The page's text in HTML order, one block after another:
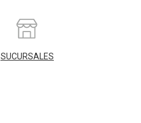
SUCURSALES